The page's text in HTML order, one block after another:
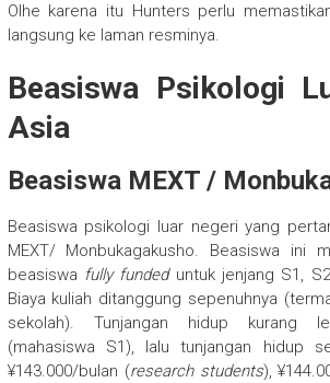
Olhe karena itu Hunters perlu
langsung ke laman resminya.
Beasiswa Psikologi
Asia
Beasiswa MEXT /
Beasiswa psikologi luar negeri yang
MEXT/ Monbukagakusho. Beasiswa ini
beasiswa fully fundeduntuk jenjang S1,
Biaya kuliah ditanggung sepenuhnya
sekolah). Tunjangan hidup kurang
(mahasiswa S1), lalu tunjangan hidup
¥143.000/bulan (research students),